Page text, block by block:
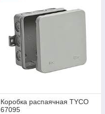
Коробка распаячная TYCO
67095